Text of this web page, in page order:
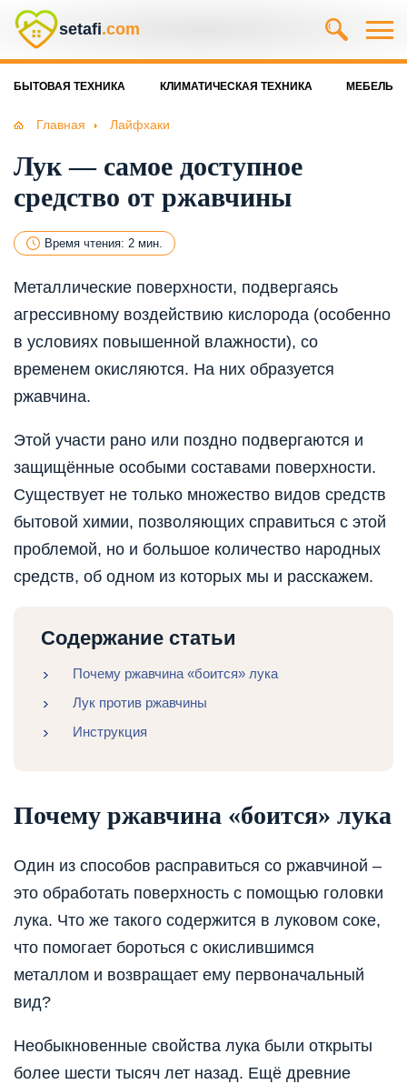
setafi.com
БЫТОВАЯ ТЕХНИКА КЛИМАТИЧЕСКАЯ ТЕХНИКА МЕБЕЛЬ
Главная Лайфхаки
Лук — самое доступное
средство от ржавчины
Время чтения: 2 мин.
Металлические поверхности, подвергаясь
агрессивному воздействию кислорода (особенно
в условиях повышенной влажности), со
временем окисляются. На них образуется
ржавчина.
Этой участи рано или поздно подвергаются и
защищённые особыми составами поверхности.
Существует не только множество видов средств
бытовой химии, позволяющих справиться с этой
проблемой, но и большое количество народных
средств, об одном из которых мы и расскажем.
Содержание статьи
Почему ржавчина «боится» лука
Лук против ржавчины
Инструкция
Почему ржавчина «боится» лука
Один из способов расправиться со ржавчиной –
это обработать поверхность с помощью головки
лука. Что же такого содержится в луковом соке,
что помогает бороться с окислившимся
металлом и возвращает ему первоначальный
вид?
Необыкновенные свойства лука были открыты
более шести тысяч лет назад. Ещё древние